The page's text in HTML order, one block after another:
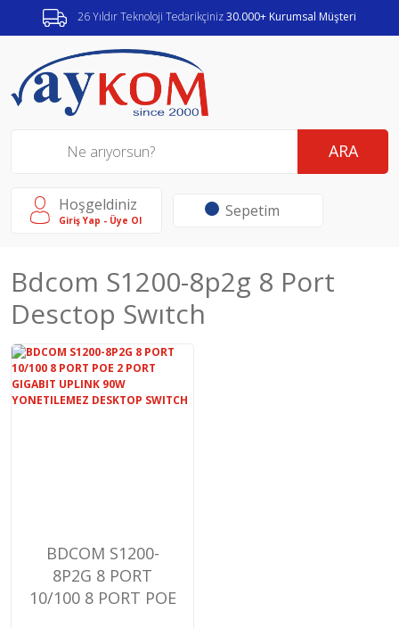
26 Yıldır Teknoloji Tedarikçiniz30.000+ Kurumsal Müşteri
ARA
Hoşgeldiniz
Giriş Yap - Üye Ol Sepetim
Bdcom S1200-8p2g 8 Port
Desctop Swıtch
BDCOM S1200-
8P2G 8 PORT
10/100 8 PORT POE